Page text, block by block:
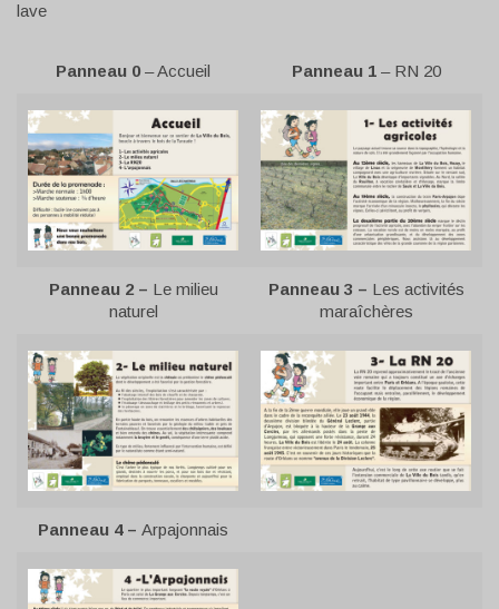
lave
Panneau 0 – Accueil Panneau 1– RN 20
Panneau 2 – Le milieu
naturel
Panneau 3 – Les activités
maraîchères
Panneau 4 – Arpajonnais